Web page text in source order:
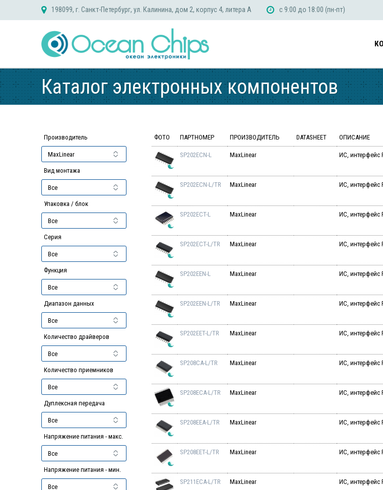
198099, г. Санкт-Петербург, ул. Калинина, дом 2, корпус 4, литера А с 9:00 до 18:00 (пн-пт)
Каталог электронных компонентов
Производитель
Вид монтажа
Упаковка / блок
Серия
Функция
Диапазон данных
Количество драйверов
Количество приемников
Дуплексная передача
Напряжение питания - макс.
Напряжение питания - мин.
ФОТО ПАРТНОМЕР ПРОИЗВОДИТЕЛЬ DATASHEET ОПИСАНИЕ
SP202ECN-L MaxLinear ИС, интерфейс
SP202ECN-L/TR MaxLinear ИС, интерфейс
SP202ECT-L MaxLinear ИС, интерфейс
SP202ECT-L/TR MaxLinear ИС, интерфейс
SP202EEN-L MaxLinear ИС, интерфейс
SP202EEN-L/TR MaxLinear ИС, интерфейс
SP202EET-L/TR MaxLinear ИС, интерфейс
SP208CA-L/TR MaxLinear ИС, интерфейс
SP208ECA-L/TR MaxLinear ИС, интерфейс
SP208EEA-L/TR MaxLinear ИС, интерфейс
SP208EET-L/TR MaxLinear ИС, интерфейс
SP211ECA-L/TR MaxLinear ИС, интерфейс